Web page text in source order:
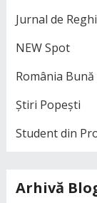
Jurnal de
NEW Spot
România Bună
Știri Popești
Student din
Arhivă